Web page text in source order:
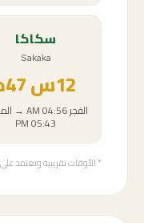
سكاكا
Sakaka
12س
الفجر04:56 AM
→
05:43 PM
* الأوقات تقريبية وتعتمد